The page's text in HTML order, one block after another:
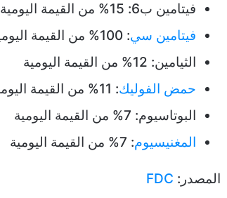
فيتامين ب6: 15% من القيمة اليومية
فيتامين سي: 100% من القيمة اليومية
الثيامين: 12% من القيمة اليومية
حمض الفوليك: 11% من القيمة اليومية
البوتاسيوم: 7% من القيمة اليومية
المغنيسيوم: 7% من القيمة اليومية
المصدر: FDC